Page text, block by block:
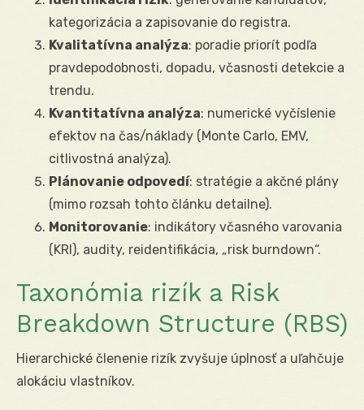
kategorizácia a zapisovanie do registra.
Kvalitatívna analýza: poradie priorít podľa
pravdepodobnosti, dopadu, včasnosti detekcie a
trendu.
Kvantitatívna analýza: numerické vyčíslenie
efektov na čas/náklady (Monte Carlo, EMV,
citlivostná analýza).
Plánovanie odpovedí: stratégie a akčné plány
(mimo rozsah tohto článku detailne).
Monitorovanie: indikátory včasného varovania
(KRI), audity, reidentifikácia, „risk burndown“.
Taxonómia rizík a Risk
Breakdown Structure (RBS)
Hierarchické členenie rizík zvyšuje úplnosť a uľahčuje
alokáciu vlastníkov.